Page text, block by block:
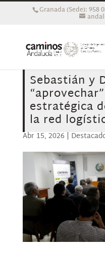
Granada (Sede): 958
Sebastián y
estratégica
la red
Abr 15, 2026 |